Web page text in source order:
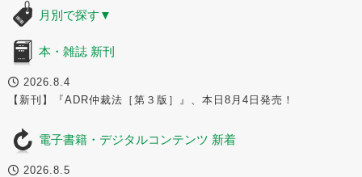
月別で探す ▼
本・雑誌 新刊
2026.8.4
【新刊】『ADR仲裁法［第３版］』、本日8月4日発売！
電子書籍・デジタルコンテンツ 新着
2026.8.5